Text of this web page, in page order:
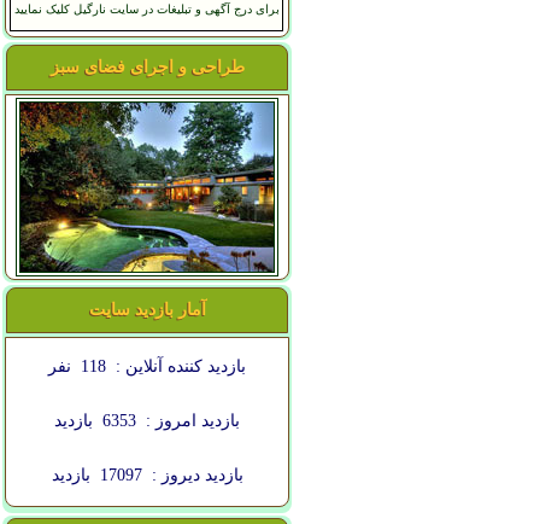
برای درج آگهی و تبلیغات در سایت نارگیل کلیک نمایید
طراحی و اجرای فضای سبز
آمار بازدید سایت
بازدید کننده آنلاین : 118 نفر
بازدید امروز : 6353 بازدید
بازدید دیروز : 17097 بازدید